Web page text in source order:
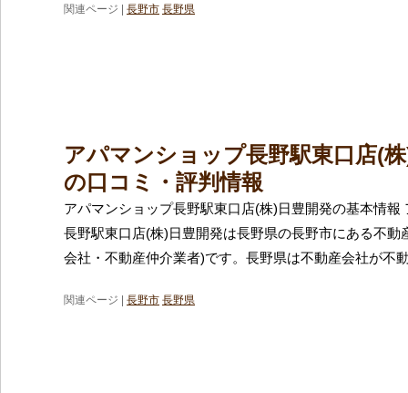
関連ページ | 長野市 長野県
アパマンショップ長野駅東口店(
の口コミ・評判情報
アパマンショップ長野駅東口店(株)日豊開発の基本情報
長野駅東口店(株)日豊開発は長野県の長野市にある不動
会社・不動産仲介業者)です。長野県は不動産会社が不
関連ページ | 長野市 長野県